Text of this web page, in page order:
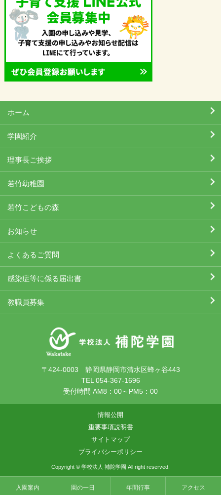
入園案内 園の一日 年間行事 アクセス
ホーム
学園紹介
理事長ご挨拶
若竹幼稚園
若竹こどもの森
お知らせ
よくあるご質問
感染症等に係る届出書
教職員募集
〒424-0003 静岡県静岡市清水区蜂ヶ谷443
TEL 054-367-1696
受付時間 AM8：00～PM5：00
情報公開
重要事項説明書
サイトマップ
プライバシーポリシー
Copyright © 学校法人 補陀学園 All right reserved.